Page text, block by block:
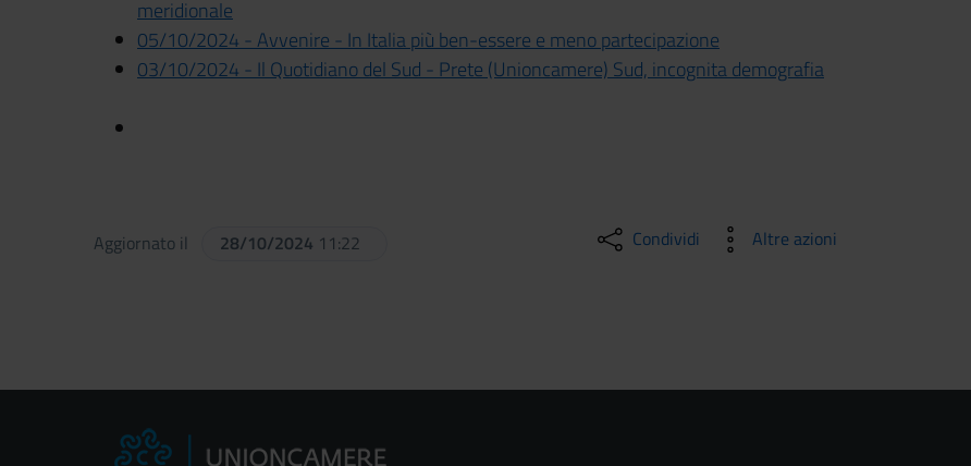
meridionale
05/10/2024 - Avvenire - In Italia più ben-essere e meno partecipazione
03/10/2024 - Il Quotidiano del Sud - Prete (Unioncamere) Sud, incognita demografia
Aggiornato il 28/10/2024 11:22 Condividi Altre azioni